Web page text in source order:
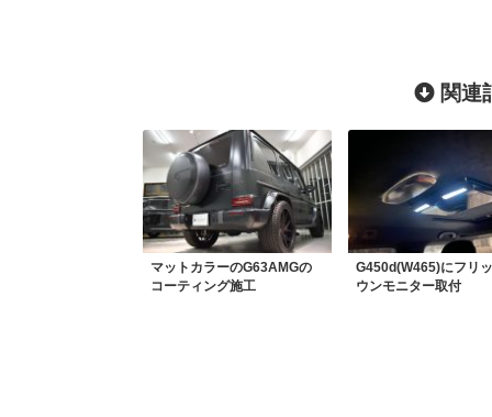
関連
マットカラーのG63AMGの
コーティング施工
G450d(W465)にフリ
ウンモニター取付